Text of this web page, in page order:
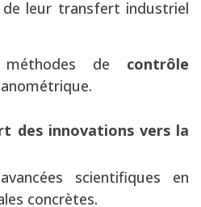
leur transfert industriel
méthodes de contrôle
des innovations vers la
scientifiques en
concrètes.